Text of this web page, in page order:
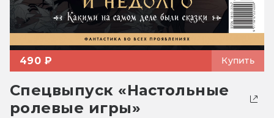
490 ₽ Купить
Спецвыпуск «Настольные
ролевые игры»